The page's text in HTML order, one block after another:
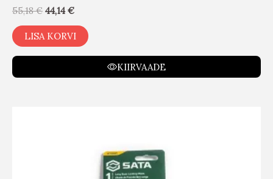
55,18€ 44,14€
LISA KORVI
KIIRVAADE